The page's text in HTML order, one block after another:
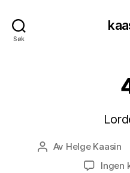
Søk
Innleggsforfatter
Av Helge Kaasin
Ingen